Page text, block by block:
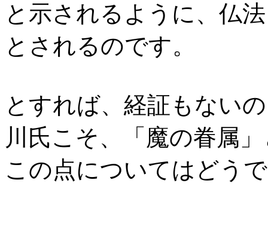
と示されるように、仏
とされるのです。
とすれば、経証もない
川氏こそ、「魔の眷属
この点についてはどう